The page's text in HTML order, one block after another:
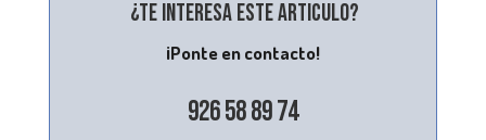
¿Te interesa este articulo?
¡Ponte en contacto!
926 58 89 74